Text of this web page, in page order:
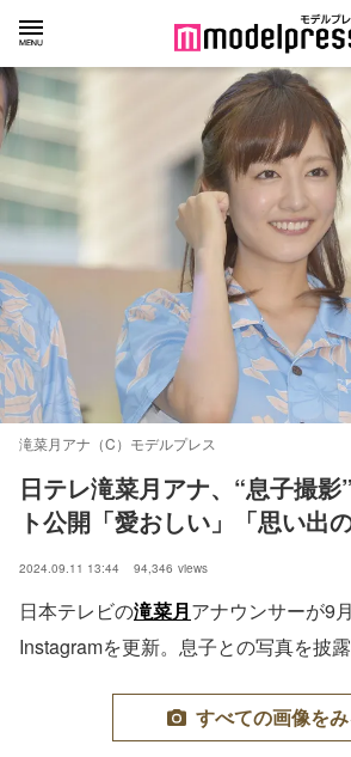
滝菜月アナ（C）モデルプレス
日テレ滝菜月アナ、“息子撮影
ト公開「愛おしい」「思い出
2024.09.11 13:44 94,346 views
日本テレビの滝菜月アナウンサーが9
Instagramを更新。息子との写真を披露
すべての画像を